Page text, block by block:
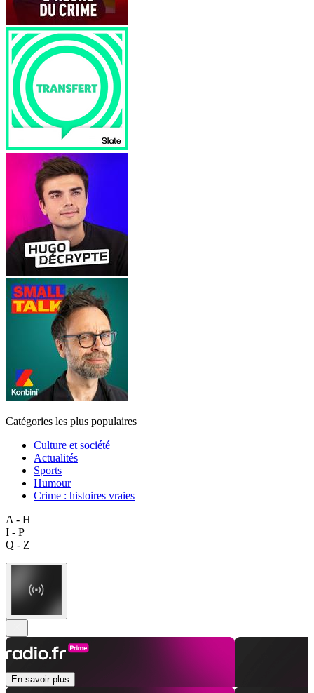
Catégories les plus populaires
Culture et société
Actualités
Sports
Humour
Crime : histoires vraies
A - H
I - P
Q - Z
En savoir plus